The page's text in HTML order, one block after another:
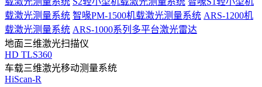
载激光测量系统 智喙PM-1500机载激光测量系统 ARS-1200机
载激光测量系统 ARS-1000系列多平台激光雷达
地面三维激光扫描仪
HD TLS360
车载三维激光移动测量系统
HiScan-R